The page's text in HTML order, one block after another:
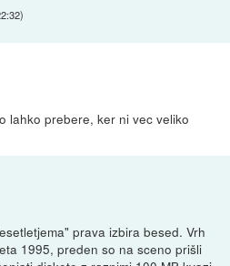
)
lahko prebere, ker ni vec veliko
prava izbira besed. Vrh
1995, preden so na sceno prišli